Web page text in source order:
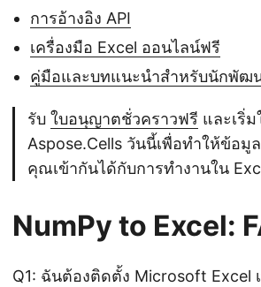
การอ้างอิง API
เครื่องมือ Excel ออนไลน์ฟรี
คู่มือและบทแนะนำสำหรับนักพัฒ
รับ ใบอนุญาตชั่วคราวฟรี และเริ่ม
Aspose.Cells วันนี้เพื่อทำให้ข้อมู
คุณเข้ากันได้กับการทำงานใน
NumPy to Excel:
Q1: ฉันต้องติดตั้ง Microsoft Excel